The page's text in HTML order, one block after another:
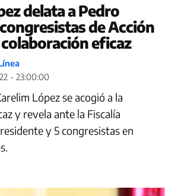
delata a Pedro
de Acción
eficaz
- 23:00:00
López se acogió a la
y revela ante la Fiscalía
y 5 congresistas en